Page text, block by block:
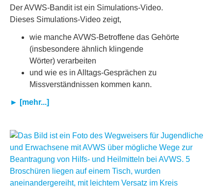
Der AVWS-Bandit ist ein Simulations-Video.
Dieses Simulations-Video zeigt,
wie manche AVWS-Betroffene das Gehörte
(insbesondere ähnlich klingende
Wörter) verarbeiten
und wie es in Alltags-Gesprächen zu
Missverständnissen kommen kann.
► [mehr...]